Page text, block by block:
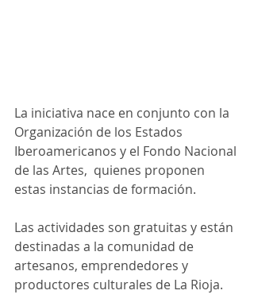
La iniciativa nace en conjunto con la
Organización de los Estados
Iberoamericanos y el Fondo Nacional
de las Artes,  quienes proponen
estas instancias de formación.
Las actividades son gratuitas y están
destinadas a la comunidad de
artesanos, emprendedores y
productores culturales de La Rioja.